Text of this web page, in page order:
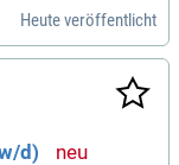
Heute veröffentlicht
d)